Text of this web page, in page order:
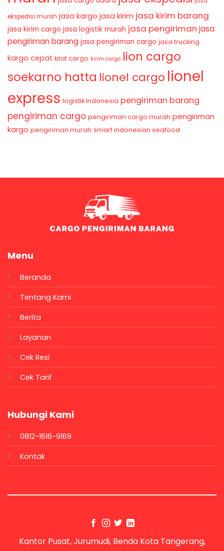
ekspedisi murah jasa kargo jasa kirim jasa kirim barang
jasa kirim cargo jasa logistik murah jasa pengiriman jasa
pengiriman barang jasa pengiriman cargo jasa trucking
kargo cepat kilat cargo kirim cargo lion cargo
soekarno hatta lionel cargo lionel
express logistik Indonesia pengiriman barang
pengiriman cargo pengiriman cargo murah pengiriman
kargo pengiriman murah smart indonesian seafood
Menu
Beranda
Tentang Kami
Berita
Layanan
Cek Resi
Cek Tarif
Hubungi Kami
0812-1616-9169
Kontak
Kantor Pusat, Jurumudi, Benda Kota Tangerang,